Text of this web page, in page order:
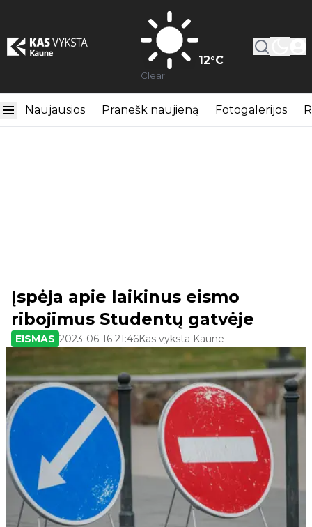
12°C
Clear
Naujausios Pranešk naujieną Fotogalerijos
Įspėja apie laikinus eismo
ribojimus Studentų gatvėje
EISMAS 2023-06-16 21:46Kas vyksta Kaune